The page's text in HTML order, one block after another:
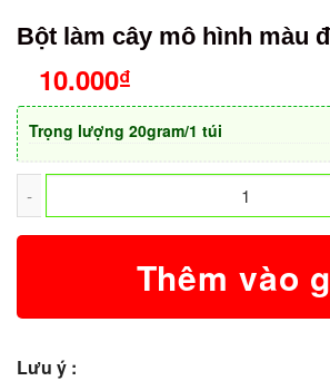
Bột làm cây mô hình màu
10.000₫
Trọng lượng 20gram/1 túi
Thêm vào
Lưu ý :